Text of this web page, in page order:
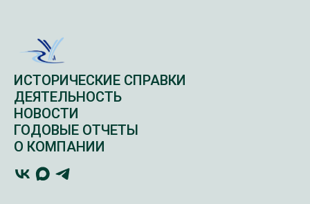
ИСТОРИЧЕСКИЕ СПРАВКИ
ДЕЯТЕЛЬНОСТЬ
НОВОСТИ
ГОДОВЫЕ ОТЧЕТЫ
О КОМПАНИИ